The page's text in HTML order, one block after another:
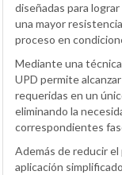
diseñadas para
una mayor
proceso en
Mediante una
UPD permite
requeridas en un
eliminando la
correspondientes
Además de reducir
aplicación